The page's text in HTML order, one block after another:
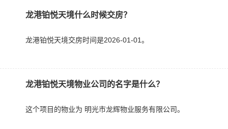
龙港铂悦天境什么时候交房？
龙港铂悦天境交房时间是2026-01-01。
龙港铂悦天境物业公司的名字是什么？
这个项目的物业为 明光市龙辉物业服务有限公司。